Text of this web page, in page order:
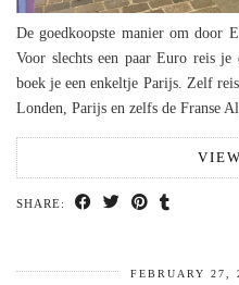
De goedkoopste manier om door
Voor slechts een paar Euro reis
boek je een enkeltje Parijs. Zelf
Londen, Parijs en zelfs de Franse
SHARE:
FEBRUARY 27,